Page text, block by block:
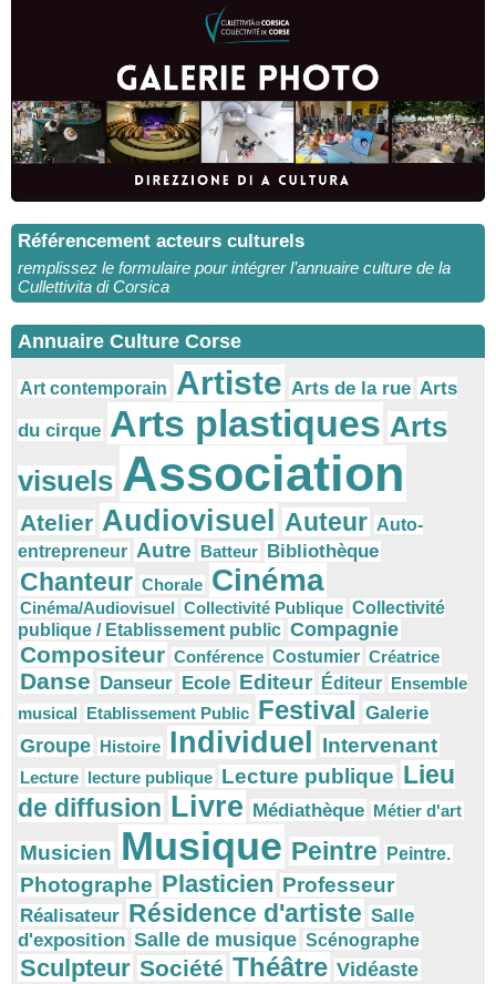
Référencement acteurs culturels
remplissez le formulaire pour intégrer l’annuaire culture de la
Cullettivita di Corsica
Annuaire Culture Corse
Art contemporain Artiste Arts de la rue Arts
du cirque Arts plastiques Arts
visuels Association
Atelier Audiovisuel Auteur Auto-
entrepreneur Autre Batteur Bibliothèque
Chanteur Chorale Cinéma
Cinéma/Audiovisuel Collectivité Publique Collectivité
publique / Etablissement public Compagnie
Compositeur Conférence Costumier Créatrice
Danse Danseur Ecole Editeur Éditeur Ensemble
musical Etablissement Public Festival Galerie
Groupe Histoire Individuel Intervenant
Lecture lecture publique Lecture publique Lieu
de diffusion Livre Médiathèque Métier d'art
Musicien Musique Peintre Peintre.
Photographe Plasticien Professeur
Réalisateur Résidence d'artiste Salle
d'exposition Salle de musique Scénographe
Sculpteur Société Théâtre Vidéaste